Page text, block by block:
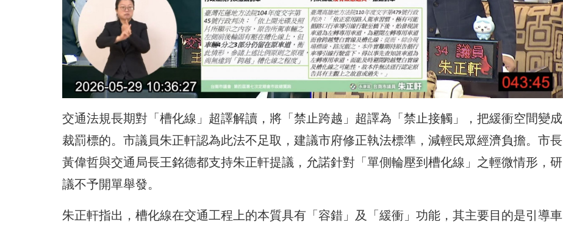
交通法規長期對「槽化線」超譯解讀，將「禁止跨越」超譯為「禁止接觸」，把緩衝空間變成
裁罰標的。市議員朱正軒認為此法不足取，建議市府修正執法標準，減輕民眾經濟負擔。市長
黃偉哲與交通局長王銘德都支持朱正軒提議，允諾針對「單側輪壓到槽化線」之輕微情形，研
議不予開單舉發。
朱正軒指出，槽化線在交通工程上的本質具有「容錯」及「緩衝」功能，其主要目的是引導車